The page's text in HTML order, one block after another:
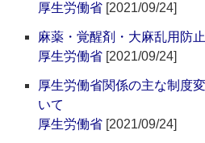
厚生労働省 [2021/09/24]
麻薬・覚醒剤・大麻乱用防
厚生労働省 [2021/09/24]
厚生労働省関係の主な制度
いて
厚生労働省 [2021/09/24]